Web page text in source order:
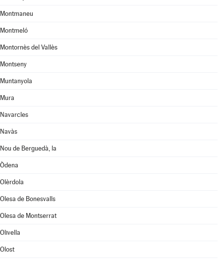
Montmaneu
Montmeló
Montornès del Vallès
Montseny
Muntanyola
Mura
Navarcles
Navàs
Nou de Berguedà, la
Òdena
Olèrdola
Olesa de Bonesvalls
Olesa de Montserrat
Olivella
Olost